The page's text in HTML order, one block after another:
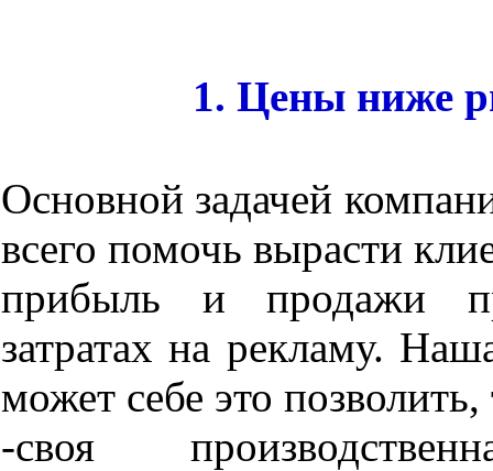
1. Цены ниже
Основной задачей
всего помочь вырасти
прибыль и продажи
затратах на рекламу.
может себе это позволить,
-своя